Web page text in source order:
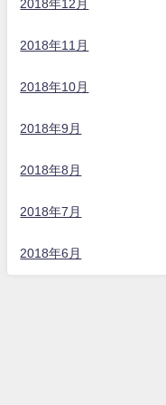
2018年12月
2018年11月
2018年10月
2018年9月
2018年8月
2018年7月
2018年6月